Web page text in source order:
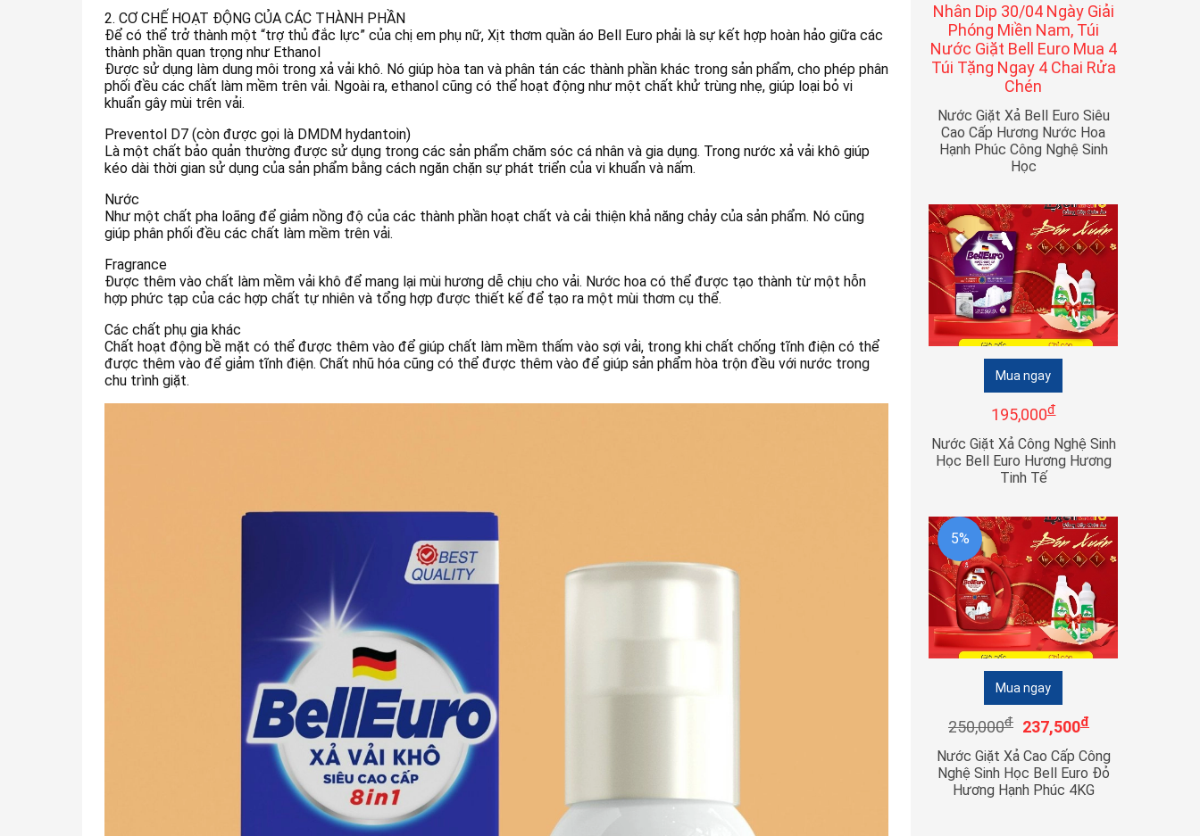
2. CƠ CHẾ HOẠT ĐỘNG CỦA CÁC THÀNH PHẦN
Để có thể trở thành một “trợ thủ đắc lực” của chị em phụ nữ, Xịt thơm quần áo Bell Euro phải là sự kết hợp hoàn hảo giữa các
thành phần quan trọng như Ethanol
Được sử dụng làm dung môi trong xả vải khô. Nó giúp hòa tan và phân tán các thành phần khác trong sản phẩm, cho phép phân
phối đều các chất làm mềm trên vải. Ngoài ra, ethanol cũng có thể hoạt động như một chất khử trùng nhẹ, giúp loại bỏ vi
khuẩn gây mùi trên vải.
Preventol D7 (còn được gọi là DMDM hydantoin)
Là một chất bảo quản thường được sử dụng trong các sản phẩm chăm sóc cá nhân và gia dụng. Trong nước xả vải khô giúp
kéo dài thời gian sử dụng của sản phẩm bằng cách ngăn chặn sự phát triển của vi khuẩn và nấm.
Nước
Như một chất pha loãng để giảm nồng độ của các thành phần hoạt chất và cải thiện khả năng chảy của sản phẩm. Nó cũng
giúp phân phối đều các chất làm mềm trên vải.
Fragrance
Được thêm vào chất làm mềm vải khô để mang lại mùi hương dễ chịu cho vải. Nước hoa có thể được tạo thành từ một hỗn
hợp phức tạp của các hợp chất tự nhiên và tổng hợp được thiết kế để tạo ra một mùi thơm cụ thể.
Các chất phụ gia khác
Chất hoạt động bề mặt có thể được thêm vào để giúp chất làm mềm thấm vào sợi vải, trong khi chất chống tĩnh điện có thể
được thêm vào để giảm tĩnh điện. Chất nhũ hóa cũng có thể được thêm vào để giúp sản phẩm hòa trộn đều với nước trong
chu trình giặt.
Nhân Dip 30/04 Ngày Giải
Phóng Miền Nam, Túi
Nước Giặt Bell Euro Mua 4
Túi Tặng Ngay 4 Chai Rửa
Chén
Nước Giặt Xả Bell Euro Siêu
Cao Cấp Hương Nước Hoa
Hạnh Phúc Công Nghệ Sinh
Học
Mua ngay
195,000đ
Nước Giặt Xả Công Nghệ Sinh
Học Bell Euro Hương Hương
Tinh Tế
5%
Mua ngay
250,000đ 237,500đ
Nước Giặt Xả Cao Cấp Công
Nghệ Sinh Học Bell Euro Đỏ
Hương Hạnh Phúc 4KG